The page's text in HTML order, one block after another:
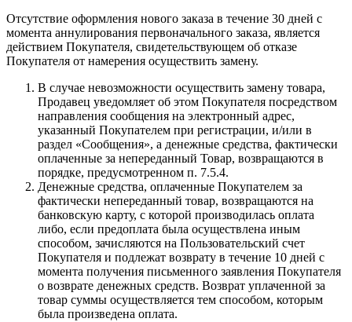
Отсутствие оформления нового заказа в течение 30 дней с
момента аннулирования первоначального заказа, является
действием Покупателя, свидетельствующем об отказе
Покупателя от намерения осуществить замену.
В случае невозможности осуществить замену товара,
Продавец уведомляет об этом Покупателя посредством
направления сообщения на электронный адрес,
указанный Покупателем при регистрации, и/или в
раздел «Сообщения», а денежные средства, фактически
оплаченные за непереданный Товар, возвращаются в
порядке, предусмотренном п. 7.5.4.
Денежные средства, оплаченные Покупателем за
фактически непереданный товар, возвращаются на
банковскую карту, с которой производилась оплата
либо, если предоплата была осуществлена иным
способом, зачисляются на Пользовательский счет
Покупателя и подлежат возврату в течение 10 дней с
момента получения письменного заявления Покупателя
о возврате денежных средств. Возврат уплаченной за
товар суммы осуществляется тем способом, которым
была произведена оплата.